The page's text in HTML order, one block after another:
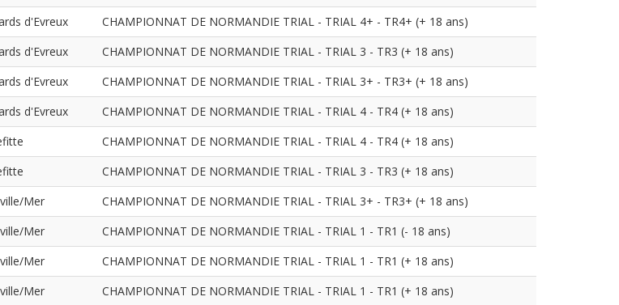
d'Evreux
CHAMPIONNAT DE NORMANDIE TRIAL - TRIAL 4+ - TR4+ (+ 18 ans)
d'Evreux
CHAMPIONNAT DE NORMANDIE TRIAL - TRIAL 3 - TR3 (+ 18 ans)
d'Evreux
CHAMPIONNAT DE NORMANDIE TRIAL - TRIAL 3+ - TR3+ (+ 18 ans)
d'Evreux
CHAMPIONNAT DE NORMANDIE TRIAL - TRIAL 4 - TR4 (+ 18 ans)
CHAMPIONNAT DE NORMANDIE TRIAL - TRIAL 4 - TR4 (+ 18 ans)
CHAMPIONNAT DE NORMANDIE TRIAL - TRIAL 3 - TR3 (+ 18 ans)
Mer
CHAMPIONNAT DE NORMANDIE TRIAL - TRIAL 3+ - TR3+ (+ 18 ans)
Mer
CHAMPIONNAT DE NORMANDIE TRIAL - TRIAL 1 - TR1 (- 18 ans)
Mer
CHAMPIONNAT DE NORMANDIE TRIAL - TRIAL 1 - TR1 (+ 18 ans)
Mer
CHAMPIONNAT DE NORMANDIE TRIAL - TRIAL 1 - TR1 (+ 18 ans)